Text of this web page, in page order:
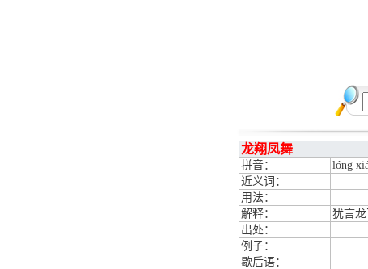
龙翔凤舞
拼音： lóng
近义词：
用法：
解释：
犹言龙
出处：
例子：
歇后语：